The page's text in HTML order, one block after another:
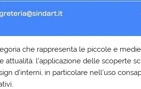
che rappresenta le piccole e
l’applicazione delle scoperte
d’interni, in particolare nell’uso